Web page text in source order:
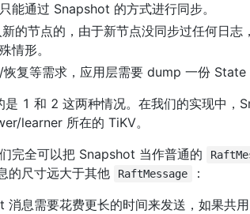
能通过 Snapshot 的方式进行同步。
的节点的，由于新节点没同步过任何日
情形。
复等需求，应用层需要 dump 一份 State
是 1 和 2 这两种情况。在我们的实现中
learner 所在的 TiKV。
完全可以把 Snapshot 当作普通的
的尺寸远大于其他
RaftMessage
：
消息需要花费更长的时间来发送，如果共